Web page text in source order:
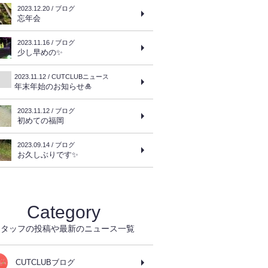
2023.12.20 / ブログ
忘年会
2023.11.16 / ブログ
少し早めの✨
2023.11.12 / CUTCLUBニュース
年末年始のお知らせ🎍
2023.11.12 / ブログ
初めての福岡
2023.09.14 / ブログ
お久しぶりです✨
Category
ッフの投稿や最新のニュース一覧
CUTCLUBブログ